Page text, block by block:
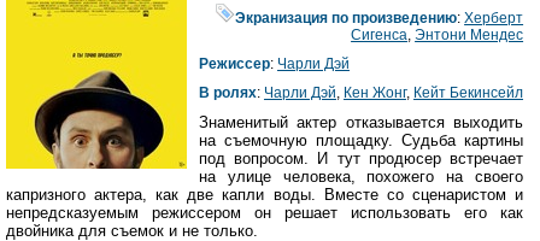
Экранизация по произведению:Херберт
Сигенса ,Энтони Мендес
Режиссер: Чарли Дэй
В ролях: Чарли Дэй Кен Жонг, Кейт Бекинсейл
Знаменитый актер отказывается выходить
на съемочную площадку. Судьба картины
под вопросом. И тут продюсер встречает
на улице человека, похожего на своего
капризного актера, как две капли воды. Вместе со сценаристом и
непредсказуемым режиссером он решает использовать его как
двойника для съемок и не только.